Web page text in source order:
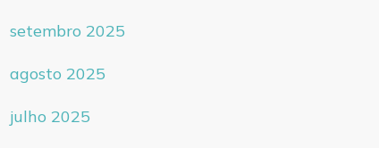
setembro 2025
agosto 2025
julho 2025